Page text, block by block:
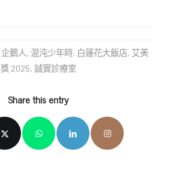
企鵝人, 混沌少年時, 白蓮花大飯店, 艾美
獎 2025, 誠實診療室
Share this entry